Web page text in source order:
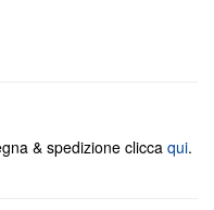
& spedizione clicca qui.